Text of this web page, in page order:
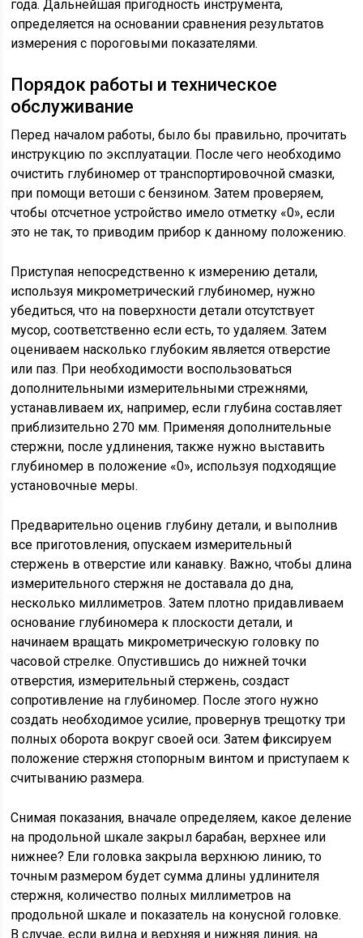
года. Дальнейшая пригодность инструмента,
определяется на основании сравнения результатов
измерения с пороговыми показателями.
Порядок работы и техническое
обслуживание
Перед началом работы, было бы правильно, прочитать
инструкцию по эксплуатации. После чего необходимо
очистить глубиномер от транспортировочной смазки,
при помощи ветоши с бензином. Затем проверяем,
чтобы отсчетное устройство имело отметку «0», если
это не так, то приводим прибор к данному положению.
Приступая непосредственно к измерению детали,
используя микрометрический глубиномер, нужно
убедиться, что на поверхности детали отсутствует
мусор, соответственно если есть, то удаляем. Затем
оцениваем насколько глубоким является отверстие
или паз. При необходимости воспользоваться
дополнительными измерительными стрежнями,
устанавливаем их, например, если глубина составляет
приблизительно 270 мм. Применяя дополнительные
стержни, после удлинения, также нужно выставить
глубиномер в положение «0», используя подходящие
установочные меры.
Предварительно оценив глубину детали, и выполнив
все приготовления, опускаем измерительный
стержень в отверстие или канавку. Важно, чтобы длина
измерительного стержня не доставала до дна,
несколько миллиметров. Затем плотно придавливаем
основание глубиномера к плоскости детали, и
начинаем вращать микрометрическую головку по
часовой стрелке. Опустившись до нижней точки
отверстия, измерительный стержень, создаст
сопротивление на глубиномер. После этого нужно
создать необходимое усилие, провернув трещотку три
полных оборота вокруг своей оси. Затем фиксируем
положение стержня стопорным винтом и приступаем к
считыванию размера.
Снимая показания, вначале определяем, какое деление
на продольной шкале закрыл барабан, верхнее или
нижнее? Ели головка закрыла верхнюю линию, то
точным размером будет сумма длины удлинителя
стержня, количество полных миллиметров на
продольной шкале и показатель на конусной головке.
В случае, если видна и верхняя и нижняя линия, на